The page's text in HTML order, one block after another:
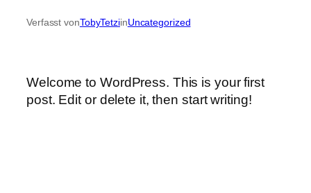
Verfasst vonTobyTetziinUncategorized
Welcome to WordPress. This is your first
post. Edit or delete it, then start writing!